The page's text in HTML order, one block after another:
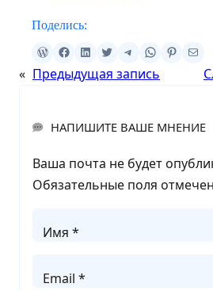
Поделись:
« Предыдущая запись
НАПИШИТЕ ВАШЕ МНЕНИЕ
Ваша почта не будет
Обязательные поля
Имя *
Email *